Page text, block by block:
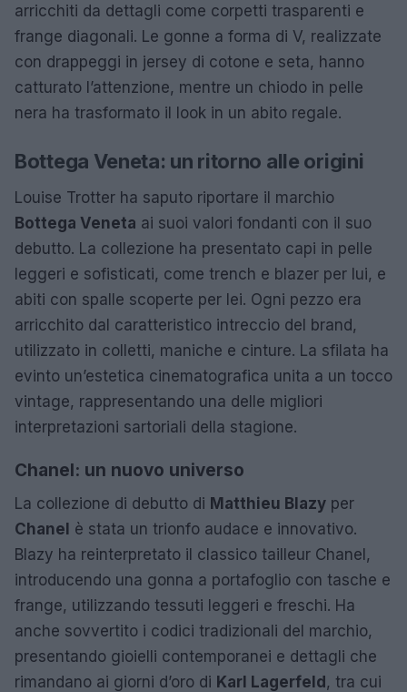
arricchiti da dettagli come corpetti trasparenti e
frange diagonali. Le gonne a forma di V, realizzate
con drappeggi in jersey di cotone e seta, hanno
catturato l’attenzione, mentre un chiodo in pelle
nera ha trasformato il look in un abito regale.
Bottega Veneta: un ritorno alle origini
Louise Trotter ha saputo riportare il marchio
Bottega Veneta ai suoi valori fondanti con il suo
debutto. La collezione ha presentato capi in pelle
leggeri e sofisticati, come trench e blazer per lui, e
abiti con spalle scoperte per lei. Ogni pezzo era
arricchito dal caratteristico intreccio del brand,
utilizzato in colletti, maniche e cinture. La sfilata ha
evinto un’estetica cinematografica unita a un tocco
vintage, rappresentando una delle migliori
interpretazioni sartoriali della stagione.
Chanel: un nuovo universo
La collezione di debutto di Matthieu Blazy per
Chanel è stata un trionfo audace e innovativo.
Blazy ha reinterpretato il classico tailleur Chanel,
introducendo una gonna a portafoglio con tasche e
frange, utilizzando tessuti leggeri e freschi. Ha
anche sovvertito i codici tradizionali del marchio,
presentando gioielli contemporanei e dettagli che
rimandano ai giorni d’oro di Karl Lagerfeld, tra cui